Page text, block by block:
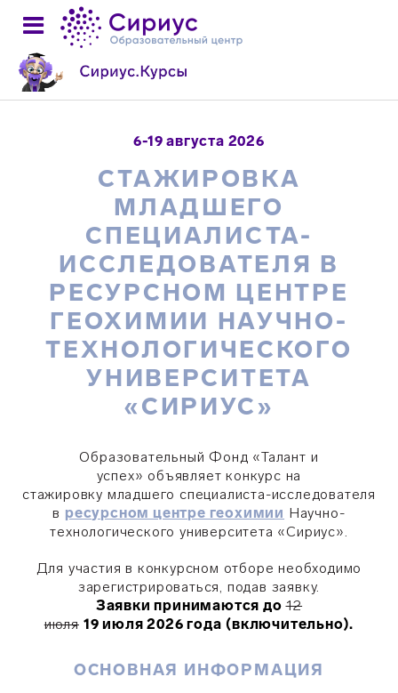
6-19 августа 2026
СТАЖИРОВКА
МЛАДШЕГО
СПЕЦИАЛИСТА-
ИССЛЕДОВАТЕЛЯ В
РЕСУРСНОМ ЦЕНТРЕ
ГЕОХИМИИ НАУЧНО-
ТЕХНОЛОГИЧЕСКОГО
УНИВЕРСИТЕТА
«СИРИУС»
Образовательный Фонд «Талант и
успех» объявляет конкурс на
стажировку младшего специалиста-исследователя
в ресурсном центре геохимии Научно-
технологического университета «Сириус».
Для участия в конкурсном отборе необходимо
зарегистрироваться, подав заявку.
Заявки принимаются до12
июля 19 июля 2026 года (включительно).
ОСНОВНАЯ ИНФОРМАЦИЯ